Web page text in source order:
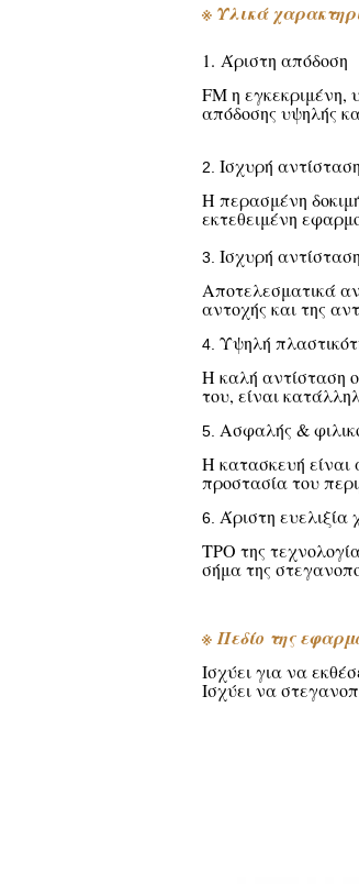
※ Υλικά
1. Άριστη απόδοση
FM η
απόδοσης υψηλής
2. Ισχυρή
Η περασμένη
εκτεθειμένη
3. Ισχυρή
Αποτελεσματικά
αντοχής και της
4. Υψηλή
Η καλή αντίσταση
του, είναι
5. Ασφαλής &
Η κατασκευή είναι
προστασία του
6. Άριστη ευελιξία
TPO της
σήμα της
※Πεδίο της
Ισχύει για να
Ισχύει να